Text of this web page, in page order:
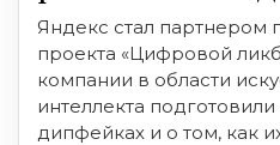
Яндекс стал партнером
проекта «Цифровой
компании в области
интеллекта
дипфейках и о том, как